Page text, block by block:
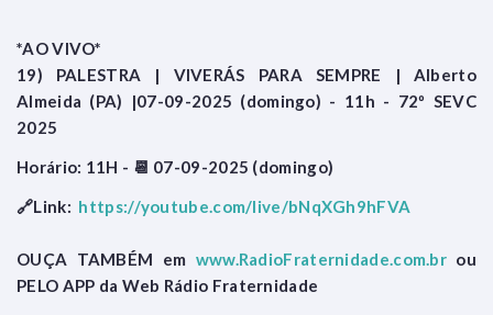
*AO VIVO*
19) PALESTRA | VIVERÁS PARA SEMPRE | Alberto
Almeida (PA) |07-09-2025 (domingo) - 11h - 72º SEVC
2025
Horário: 11H - 📆 07-09-2025 (domingo)
🔗Link: https://youtube.com/live/bNqXGh9hFVA
OUÇA TAMBÉM em www.RadioFraternidade.com.br ou
PELO APP da Web Rádio Fraternidade